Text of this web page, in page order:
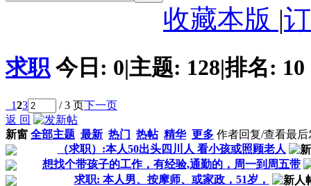
收藏本版 |
求职 今日: 0|主题: 128|排名: 10
123 / 3 页下一页
返 回
新窗 全部主题 最新 热门 热帖 精华 更多 作者回复/查看最后
（求职）:本人50出头四川人 看小孩或照顾老人
想找个带孩子的工作，有经验,通勤的，周一到周五带
求职: 本人男、按摩师、或家政，51岁，